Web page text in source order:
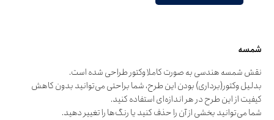
شمسه
نقش شمسه هندسی به صورت کاملا وکتور طراحی شده است.
بدلیل وکتور(برداری) بودن این طرح، شما براحتی می‌توانید بدون کاهش
کیفیت از این طرح در هر اندازه‌ای استفاده کنید.
شما می‌توانید بخشی از آن را حذف کنید یا رنگ‌ها را تغییر دهید.